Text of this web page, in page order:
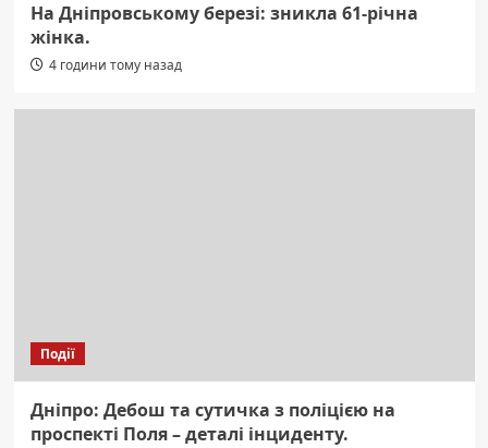
На Дніпровському березі: зникла 61-річна
жінка.
4 години тому назад
Події
Дніпро: Дебош та сутичка з поліцією на
проспекті Поля – деталі інциденту.